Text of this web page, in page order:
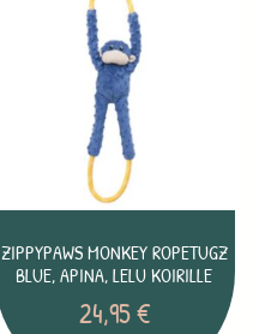
ZIPPYPAWS MONKEY ROPETUGZ
BLUE, APINA, LELU KOIRILLE
24,95€